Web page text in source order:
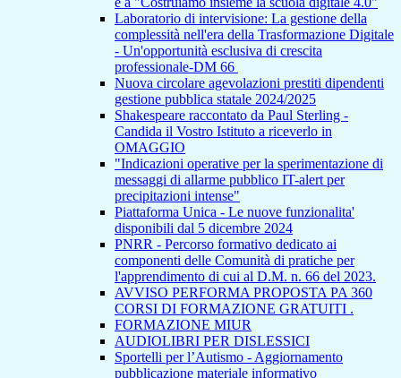
Laboratorio di intervisione: La gestione della
complessità nell'era della Trasformazione Digitale
- Un'opportunità esclusiva di crescita
professionale-DM 66
Nuova circolare agevolazioni prestiti dipendenti
gestione pubblica statale 2024/2025
Shakespeare raccontato da Paul Sterling -
Candida il Vostro Istituto a riceverlo in
OMAGGIO
"Indicazioni operative per la sperimentazione di
messaggi di allarme pubblico IT-alert per
precipitazioni intense"
Piattaforma Unica - Le nuove funzionalita'
disponibili dal 5 dicembre 2024
PNRR - Percorso formativo dedicato ai
componenti delle Comunità di pratiche per
l'apprendimento di cui al D.M. n. 66 del 2023.
AVVISO PERFORMA PROPOSTA PA 360
CORSI DI FORMAZIONE GRATUITI .
FORMAZIONE MIUR
AUDIOLIBRI PER DISLESSICI
Sportelli per l’Autismo - Aggiornamento
pubblicazione materiale informativo